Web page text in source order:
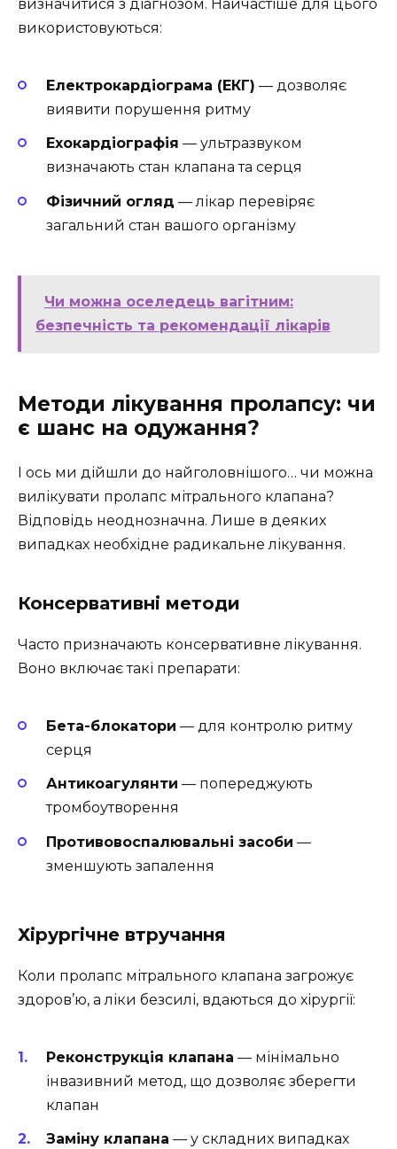
визначитися з діагнозом. Найчастіше для цього
використовуються:
Електрокардіограма (ЕКГ) — дозволяє
виявити порушення ритму
Ехокардіографія — ультразвуком
визначають стан клапана та серця
Фізичний огляд — лікар перевіряє
загальний стан вашого організму
Чи можна оселедець вагітним:
безпечність та рекомендації лікарів
Методи лікування пролапсу: чи
є шанс на одужання?
І ось ми дійшли до найголовнішого… чи можна
вилікувати пролапс мітрального клапана?
Відповідь неоднозначна. Лише в деяких
випадках необхідне радикальне лікування.
Консервативні методи
Часто призначають консервативне лікування.
Воно включає такі препарати:
Бета-блокатори — для контролю ритму
серця
Антикоагулянти — попереджують
тромбоутворення
Противовоспалювальні засоби —
зменшують запалення
Хірургічне втручання
Коли пролапс мітрального клапана загрожує
здоров’ю, а ліки безсилі, вдаються до хірургії:
Реконструкція клапана — мінімально
інвазивний метод, що дозволяє зберегти
клапан
Заміну клапана — у складних випадках